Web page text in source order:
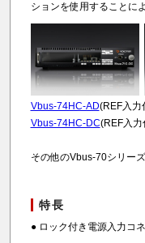
ションを使用することに
Vbus-74HC-AD(REF入力
Vbus-74HC-DC(REF入
その他のVbus-70シリー
特長
● ロック付き電源入力